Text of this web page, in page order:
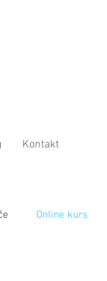
Kontakt
Online kurs